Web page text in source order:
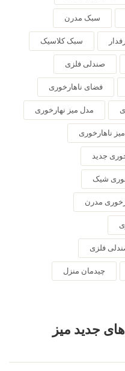
سبک مدرن
سبک کلاسیک
صندلی فلزی
فضای ناهارخوری
مدل میز نهارخوری
میز ناهارخوری
جدید
شیک
مدرن
فلزی
چیدمان منزل
جدید میز